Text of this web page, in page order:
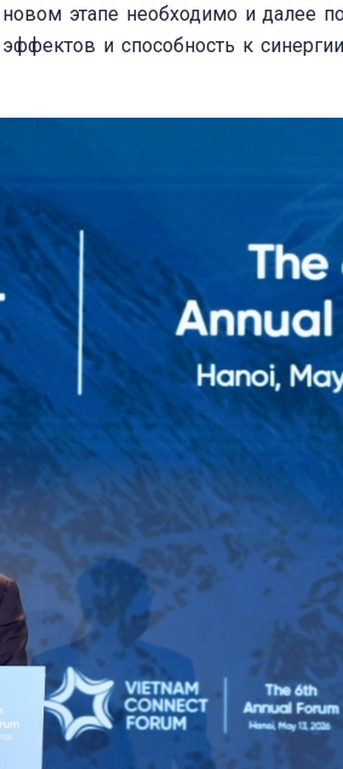
этапе необходимо и далее
и способность к